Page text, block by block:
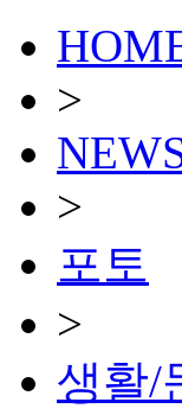
>
>
포토
>
생활/